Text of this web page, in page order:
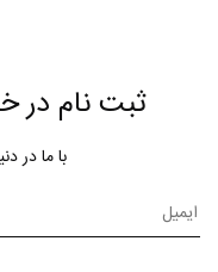
ثبت نام در
با ما در